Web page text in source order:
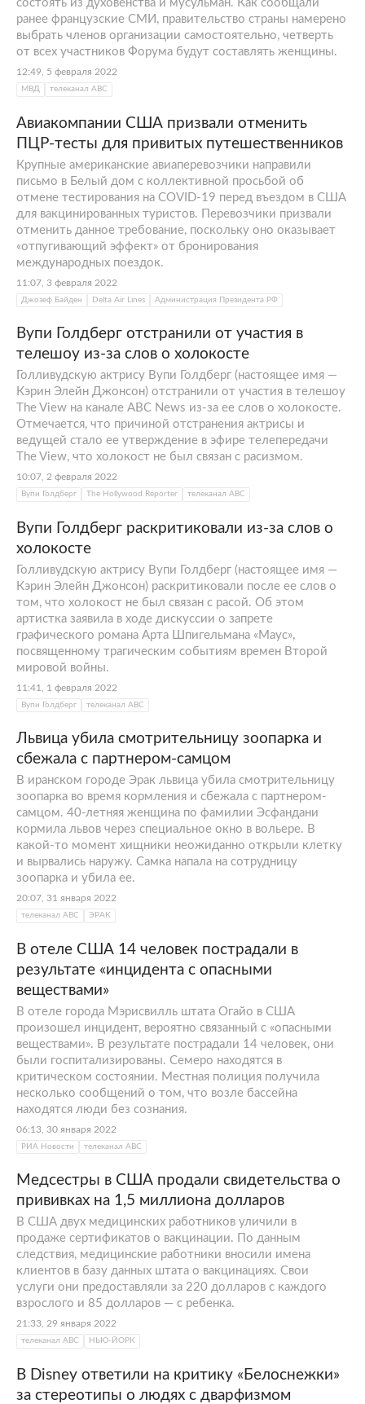
состоять из духовенства и мусульман. Как сообщали
ранее французские СМИ, правительство страны намерено
выбрать членов организации самостоятельно, четверть
от всех участников Форума будут составлять женщины.
12:49, 5 февраля 2022
МВД телеканал АВС
Авиакомпании США призвали отменить
ПЦР-тесты для привитых путешественников
Крупные американские авиаперевозчики направили
письмо в Белый дом с коллективной просьбой об
отмене тестирования на COVID-19 перед въездом в США
для вакцинированных туристов. Перевозчики призвали
отменить данное требование, поскольку оно оказывает
«отпугивающий эффект» от бронирования
международных поездок.
11:07, 3 февраля 2022
Джозеф Байден Delta Air Lines Администрация Президента РФ
Вупи Голдберг отстранили от участия в
телешоу из-за слов о холокосте
Голливудскую актрису Вупи Голдберг (настоящее имя —
Кэрин Элейн Джонсон) отстранили от участия в телешоу
The View на канале ABC News из-за ее слов о холокосте.
Отмечается, что причиной отстранения актрисы и
ведущей стало ее утверждение в эфире телепередачи
The View, что холокост не был связан с расизмом.
10:07, 2 февраля 2022
Вупи Голдберг The Hollywood Reporter телеканал АВС
Вупи Голдберг раскритиковали из-за слов о
холокосте
Голливудскую актрису Вупи Голдберг (настоящее имя —
Кэрин Элейн Джонсон) раскритиковали после ее слов о
том, что холокост не был связан с расой. Об этом
артистка заявила в ходе дискуссии о запрете
графического романа Арта Шпигельмана «Маус»,
посвященному трагическим событиям времен Второй
мировой войны.
11:41, 1 февраля 2022
Вупи Голдберг телеканал АВС
Львица убила смотрительницу зоопарка и
сбежала с партнером-самцом
В иранском городе Эрак львица убила смотрительницу
зоопарка во время кормления и сбежала с партнером-
самцом. 40-летняя женщина по фамилии Эсфандани
кормила львов через специальное окно в вольере. В
какой-то момент хищники неожиданно открыли клетку
и вырвались наружу. Самка напала на сотрудницу
зоопарка и убила ее.
20:07, 31 января 2022
телеканал АВС ЭРАК
В отеле США 14 человек пострадали в
результате «инцидента с опасными
веществами»
В отеле города Мэрисвилль штата Огайо в США
произошел инцидент, вероятно связанный с «опасными
веществами». В результате пострадали 14 человек, они
были госпитализированы. Семеро находятся в
критическом состоянии. Местная полиция получила
несколько сообщений о том, что возле бассейна
находятся люди без сознания.
06:13, 30 января 2022
РИА Новости телеканал АВС
Медсестры в США продали свидетельства о
прививках на 1,5 миллиона долларов
В США двух медицинских работников уличили в
продаже сертификатов о вакцинации. По данным
следствия, медицинские работники вносили имена
клиентов в базу данных штата о вакцинациях. Свои
услуги они предоставляли за 220 долларов с каждого
взрослого и 85 долларов — с ребенка.
21:33, 29 января 2022
телеканал АВС НЬЮ-ЙОРК
В Disney ответили на критику «Белоснежки»
за стереотипы о людях с дварфизмом